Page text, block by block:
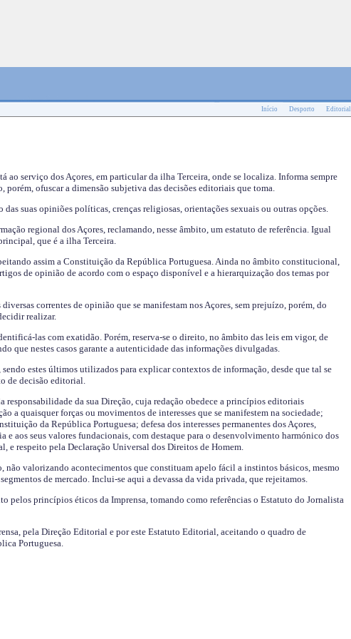
Início Desporto Editorial
ao serviço dos Açores, em particular da ilha Terceira, onde se localiza. Informa sempre
porém, ofuscar a dimensão subjetiva das decisões editoriais que toma.
suas opiniões políticas, crenças religiosas, orientações sexuais ou outras opções.
regional dos Açores, reclamando, nesse âmbito, um estatuto de referência. Igual
que é a ilha Terceira.
assim a Constituição da República Portuguesa. Ainda no âmbito constitucional,
de opinião de acordo com o espaço disponível e a hierarquização dos temas por
correntes de opinião que se manifestam nos Açores, sem prejuízo, porém, do
realizar.
las com exatidão. Porém, reserva-se o direito, no âmbito das leis em vigor, de
que nestes casos garante a autenticidade das informações divulgadas.
estes últimos utilizados para explicar contextos de informação, desde que tal se
de decisão editorial.
responsabilidade da sua Direção, cuja redação obedece a princípios editoriais
a quaisquer forças ou movimentos de interesses que se manifestem na sociedade;
da República Portuguesa; defesa dos interesses permanentes dos Açores,
e aos seus valores fundacionais, com destaque para o desenvolvimento harmónico dos
e respeito pela Declaração Universal dos Direitos de Homem.
não valorizando acontecimentos que constituam apelo fácil a instintos básicos, mesmo
de mercado. Inclui-se aqui a devassa da vida privada, que rejeitamos.
pelos princípios éticos da Imprensa, tomando como referências o Estatuto do Jornalista
pela Direção Editorial e por este Estatuto Editorial, aceitando o quadro de
Portuguesa.